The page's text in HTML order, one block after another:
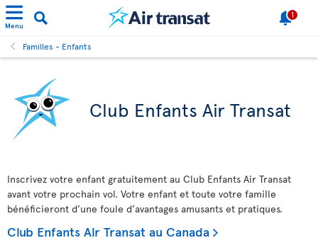
Menu
1
Familles - Enfants
Club Enfants Air Transat
Inscrivez votre enfant gratuitement au Club Enfants Air Transat
avant votre prochain vol. Votre enfant et toute votre famille
bénéficieront d’une foule d’avantages amusants et pratiques.
Club Enfants Air Transat au Canada